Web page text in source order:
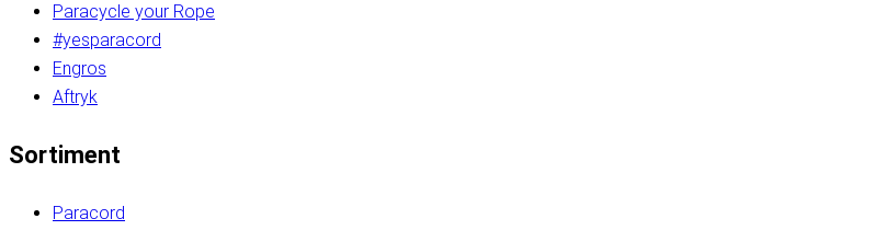
Paracycle your Rope
#yesparacord
Engros
Aftryk
Sortiment
Paracord